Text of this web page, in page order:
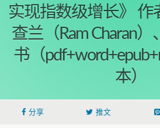
实现指数级增长》 作
查兰（Ram Charan
书（
本）
分享 推文